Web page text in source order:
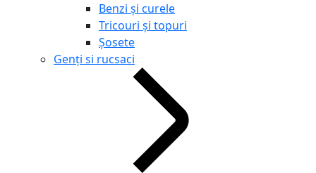
Benzi și curele
Tricouri și topuri
Șosete
Genți si rucsaci